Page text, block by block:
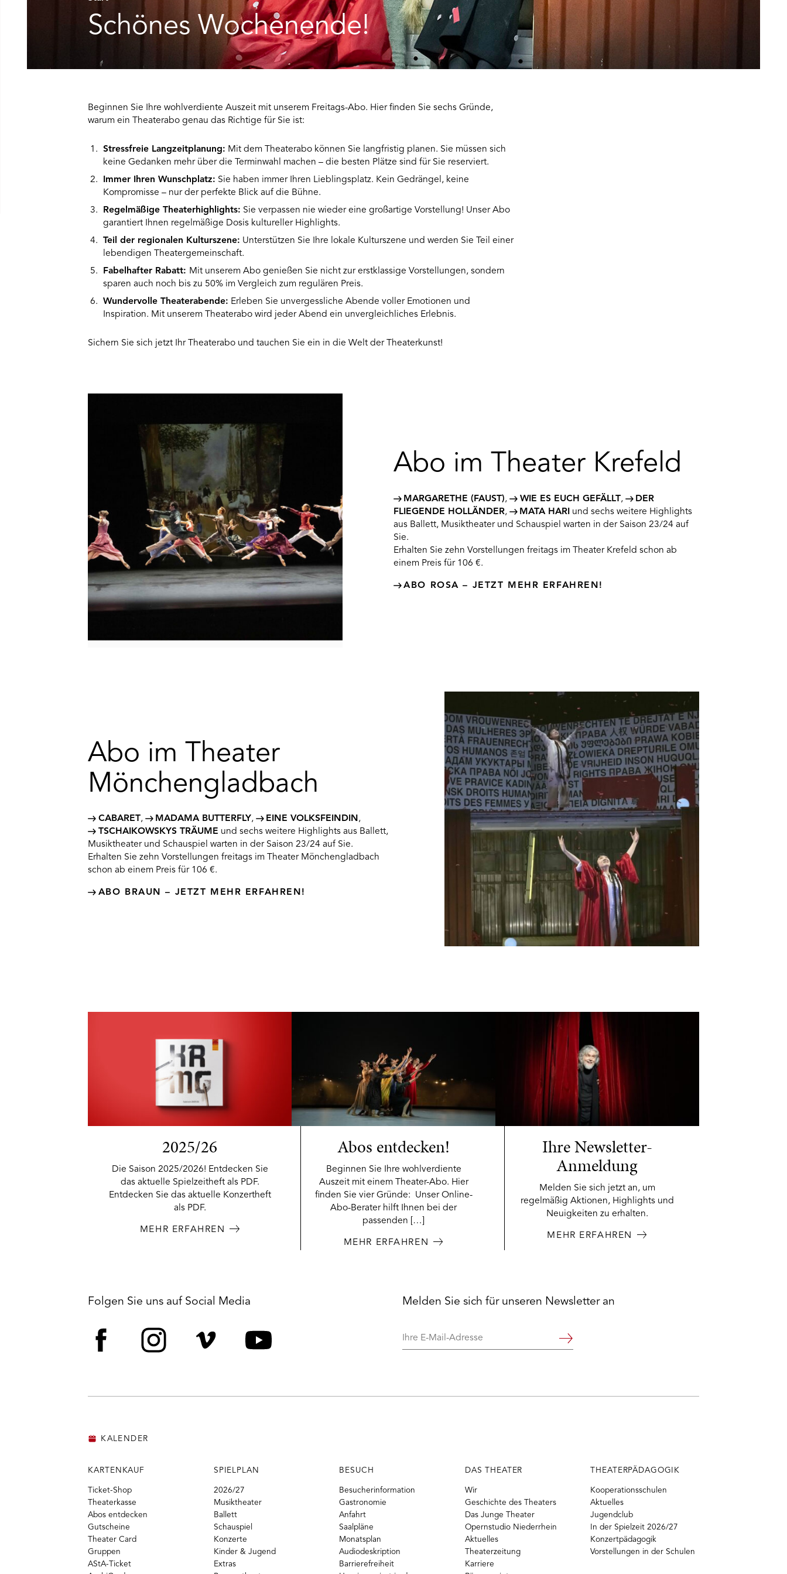
Schönes Wochenende!
Beginnen Sie Ihre wohlverdiente Auszeit mit unserem Freitags-Abo. Hier finden Sie sechs Gründe,
warum ein Theaterabo genau das Richtige für Sie ist:
Stressfreie Langzeitplanung: Mit dem Theaterabo können Sie langfristig planen. Sie müssen sich
keine Gedanken mehr über die Terminwahl machen – die besten Plätze sind für Sie reserviert.
Immer Ihren Wunschplatz: Sie haben immer Ihren Lieblingsplatz. Kein Gedrängel, keine
Kompromisse – nur der perfekte Blick auf die Bühne.
Regelmäßige Theaterhighlights: Sie verpassen nie wieder eine großartige Vorstellung! Unser Abo
garantiert Ihnen regelmäßige Dosis kultureller Highlights.
Teil der regionalen Kulturszene: Unterstützen Sie Ihre lokale Kulturszene und werden Sie Teil einer
lebendigen Theatergemeinschaft.
Fabelhafter Rabatt: Mit unserem Abo genießen Sie nicht zur erstklassige Vorstellungen, sondern
sparen auch noch bis zu 50% im Vergleich zum regulären Preis.
Wundervolle Theaterabende: Erleben Sie unvergessliche Abende voller Emotionen und
Inspiration. Mit unserem Theaterabo wird jeder Abend ein unvergleichliches Erlebnis.
Sichern Sie sich jetzt Ihr Theaterabo und tauchen Sie ein in die Welt der Theaterkunst!
Abo im Theater Krefeld
MARGARETHE (FAUST), WIE ES EUCH GEFÄLLT,
DER
FLIEGENDE HOLLÄNDER, MATA HARI und sechs weitere Highlights
aus Ballett, Musiktheater und Schauspiel warten in der Saison 23/24 auf
Sie.
Erhalten Sie zehn Vorstellungen freitags im Theater Krefeld schon ab
einem Preis für 106 €.
ABO ROSA – JETZT MEHR ERFAHREN!
Abo im Theater
Mönchengladbach
CABARET, MADAMA BUTTERFLY, EINE VOLKSFEINDIN,
TSCHAIKOWSKYS TRÄUME und sechs weitere Highlights aus Ballett,
Musiktheater und Schauspiel warten in der Saison 23/24 auf Sie.
Erhalten Sie zehn Vorstellungen freitags im Theater Mönchengladbach
schon ab einem Preis für 106 €.
ABO BRAUN – JETZT MEHR ERFAHREN!
2025/26
Die Saison 2025/2026! Entdecken Sie
das aktuelle Spielzeitheft als PDF.
Entdecken Sie das aktuelle Konzertheft
als PDF.
MEHR ERFAHREN
Abos entdecken!
Beginnen Sie Ihre wohlverdiente
Auszeit mit einem Theater-Abo. Hier
finden Sie vier Gründe: Unser Online-
Abo-Berater hilft Ihnen bei der
passenden […]
MEHR ERFAHREN
Ihre Newsletter-
Anmeldung
Melden Sie sich jetzt an, um
regelmäßig Aktionen, Highlights und
Neuigkeiten zu erhalten.
MEHR ERFAHREN
Folgen Sie uns auf Social Media Melden Sie sich für unseren Newsletter an
Ihre
Weiter
KALENDER
KARTENKAUF
Ticket-Shop
Theaterkasse
Abos entdecken
Gutscheine
Theater Card
Gruppen
AStA-Ticket
SPIELPLAN
2026/27
Musiktheater
Ballett
Schauspiel
Konzerte
Kinder & Jugend
Extras
BESUCH
Besucherinformation
Gastronomie
Anfahrt
Saalpläne
Monatsplan
Audiodeskription
Barrierefreiheit
DAS THEATER
Wir
Geschichte des Theaters
Das Junge Theater
Opernstudio Niederrhein
Aktuelles
Theaterzeitung
Karriere
THEATERPÄDAGOGIK
Kooperationsschulen
Aktuelles
Jugendclub
In der Spielzeit 2026/27
Konzertpädagogik
Vorstellungen in der Schulen